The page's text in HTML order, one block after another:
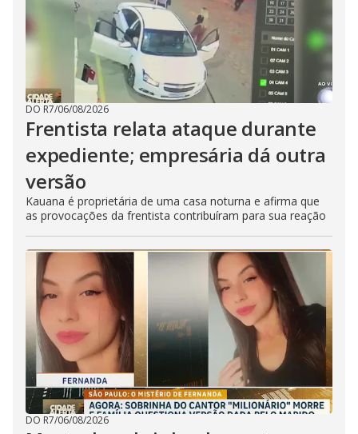
DO R7/06/08/2026
Frentista relata ataque durante
expediente; empresária dá outra
versão
Kauana é proprietária de uma casa noturna e afirma que
as provocações da frentista contribuíram para sua reação
DO R7/06/08/2026